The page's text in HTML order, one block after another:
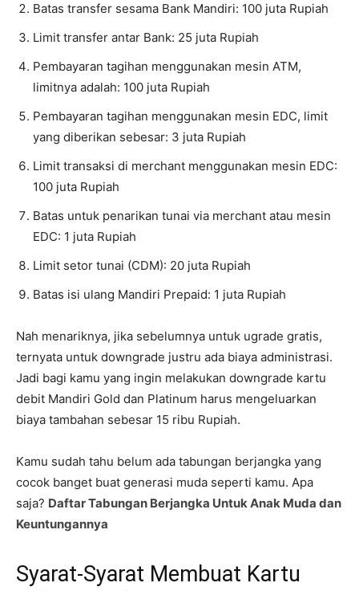
Batas transfer sesama Bank Mandiri: 100 juta Rupiah
Limit transfer antar Bank: 25 juta Rupiah
Pembayaran tagihan menggunakan mesin ATM,
limitnya adalah: 100 juta Rupiah
Pembayaran tagihan menggunakan mesin EDC, limit
yang diberikan sebesar: 3 juta Rupiah
Limit transaksi di merchant menggunakan mesin EDC:
100 juta Rupiah
Batas untuk penarikan tunai via merchant atau mesin
EDC: 1 juta Rupiah
Limit setor tunai (CDM): 20 juta Rupiah
Batas isi ulang Mandiri Prepaid: 1 juta Rupiah
Nah menariknya, jika sebelumnya untuk ugrade gratis,
ternyata untuk downgrade justru ada biaya administrasi.
Jadi bagi kamu yang ingin melakukan downgrade kartu
debit Mandiri Gold dan Platinum harus mengeluarkan
biaya tambahan sebesar 15 ribu Rupiah.
Kamu sudah tahu belum ada tabungan berjangka yang
cocok banget buat generasi muda seperti kamu. Apa
saja? Daftar Tabungan Berjangka Untuk Anak Muda dan
Keuntungannya
Syarat-Syarat Membuat Kartu